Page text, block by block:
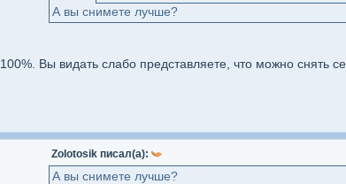
А вы снимете лучше?
100%. Вы видать слабо представляете, что можно снять
Zolotosik писал(а):
А вы снимете лучше?